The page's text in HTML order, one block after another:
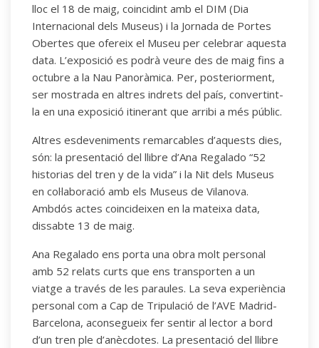
lloc el 18 de maig, coincidint amb el DIM (Dia
Internacional dels Museus) i la Jornada de Portes
Obertes que ofereix el Museu per celebrar aquesta
data. L’exposició es podrà veure des de maig fins a
octubre a la Nau Panoràmica. Per, posteriorment,
ser mostrada en altres indrets del país, convertint-
la en una exposició itinerant que arribi a més públic.
Altres esdeveniments remarcables d’aquests dies,
són: la presentació del llibre d’Ana Regalado “52
historias del tren y de la vida” i la Nit dels Museus
en col·laboració amb els Museus de Vilanova.
Ambdós actes coincideixen en la mateixa data,
dissabte 13 de maig.
Ana Regalado ens porta una obra molt personal
amb 52 relats curts que ens transporten a un
viatge a través de les paraules. La seva experiència
personal com a Cap de Tripulació de l’AVE Madrid-
Barcelona, aconsegueix fer sentir al lector a bord
d’un tren ple d’anècdotes. La presentació del llibre